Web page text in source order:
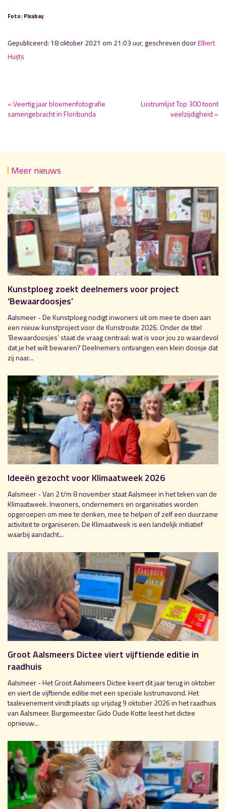
Foto: Pixabay
Gepubliceerd: 18 oktober 2021 om 21:03 uur, geschreven doorElbert
Huijts
« Veertig jaar bloemenfotografie
samengebracht in Floribunda
Lustrumlijst Top 300 toont
veelzijdigheid »
Meer nieuws
Kunstploeg zoekt deelnemers voor project
‘Bewaardoosjes’
Aalsmeer - De Kunstploeg nodigt inwoners uit om mee te doen aan
een nieuw kunstproject voor de Kunstroute 2026. Onder de titel
‘Bewaardoosjes' staat de vraag centraal: wat is voor jou zo waardevol
dat je het wilt bewaren? Deelnemers ontvangen een klein doosje dat
zij naar...
Ideeën gezocht voor Klimaatweek 2026
Aalsmeer - Van 2 t/m 8 november staat Aalsmeer in het teken van de
Klimaatweek. Inwoners, ondernemers en organisaties worden
opgeroepen om mee te denken, mee te helpen of zelf een duurzame
activiteit te organiseren. De Klimaatweek is een landelijk initiatief
waarbij aandacht...
Groot Aalsmeers Dictee viert vijftiende editie in
raadhuis
Aalsmeer - Het Groot Aalsmeers Dictee keert dit jaar terug in oktober
en viert de vijftiende editie met een speciale lustrumavond. Het
taalevenement vindt plaats op vrijdag 9 oktober 2026 in het raadhuis
van Aalsmeer. Burgemeester Gido Oude Kotte leest het dictee
opnieuw...